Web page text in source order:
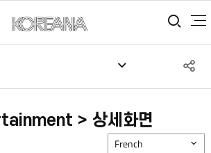
통
> 상세화면
French